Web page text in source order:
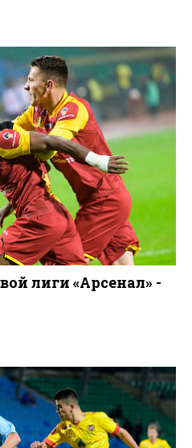
лиги «Арсенал» -